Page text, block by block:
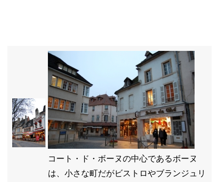
コート・ド・ボーヌの中心であるボーヌ
は、小さな町だがビストロやブランジュリ